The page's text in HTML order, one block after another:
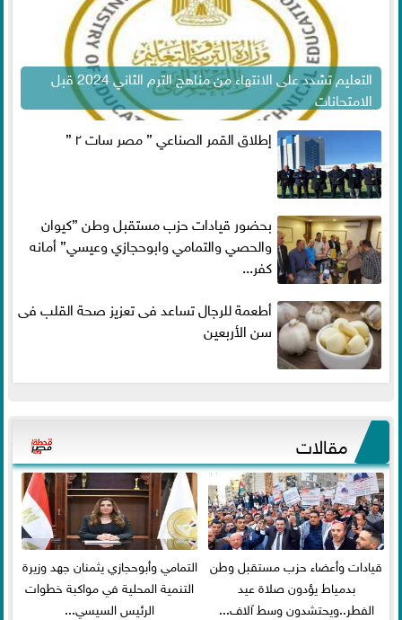
التعليم تشدد على الانتهاء من مناهج الترم الثاني 2024 قبل
الامتحانات
إطلاق القمر الصناعي ” مصر سات ٢ ”
بحضور قيادات حزب مستقبل وطن ”كيوان
والحصي والتمامي وابوحجازي وعيسي” أمانه
كفر...
أطعمة للرجال تساعد فى تعزيز صحة القلب فى
سن الأربعين
مقالات
قيادات وأعضاء حزب مستقبل وطن
بدمياط يؤدون صلاة عيد
الفطر..ويحتشدون وسط آلاف...
التمامي وأبوحجازي يثمنان جهد وزيرة
التنمية المحلية في مواكبة خطوات
الرئيس السيسي...